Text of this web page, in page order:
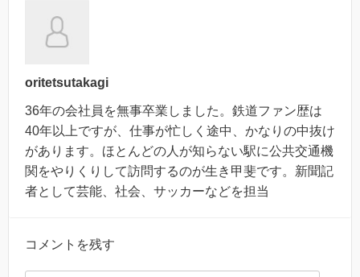
oritetsutakagi
36年の会社員を無事卒業しました。鉄道ファン歴は
40年以上ですが、仕事が忙しく途中、かなりの中抜け
があります。ほとんどの人が知らない駅に公共交通機
関をやりくりして訪問するのが生き甲斐です。新聞記
者として芸能、社会、サッカーなどを担当
コメントを残す